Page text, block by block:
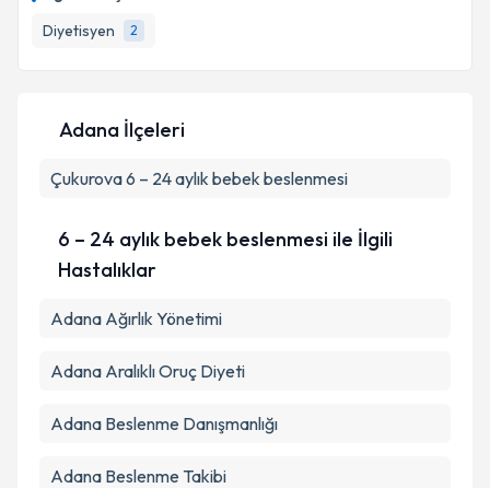
Diyetisyen
2
bilgilendireceğiz.
E-posta Adresiniz
Kişisel verilerimin işlenmesine ilişkin
Adana İlçeleri
Çukurova6 – 24 aylık bebek beslenmesi
6 – 24 aylık bebek beslenmesi ile İlgili
Hastalıklar
Adana Ağırlık Yönetimi
Adana Aralıklı Oruç Diyeti
Adana Beslenme Danışmanlığı
Adana Beslenme Takibi